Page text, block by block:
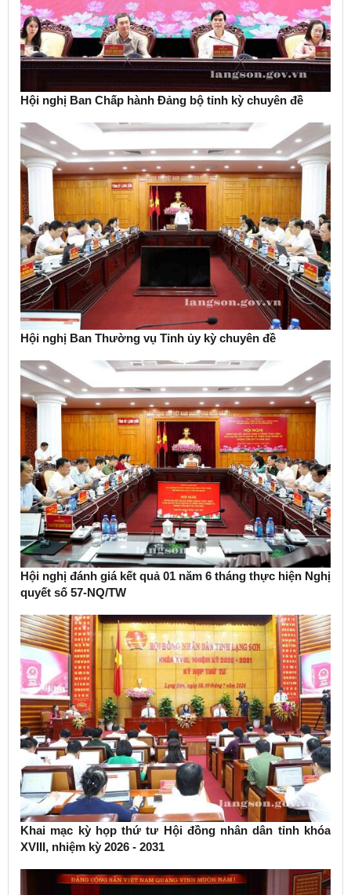
Hội nghị Ban Chấp hành Đảng bộ tỉnh kỳ chuyên đề
Hội nghị Ban Thường vụ Tỉnh ủy kỳ chuyên đề
Hội nghị đánh giá kết quả 01 năm 6 tháng thực hiện Nghị
quyết số 57-NQ/TW
Khai mạc kỳ họp thứ tư Hội đồng nhân dân tỉnh khóa
XVIII, nhiệm kỳ 2026 - 2031